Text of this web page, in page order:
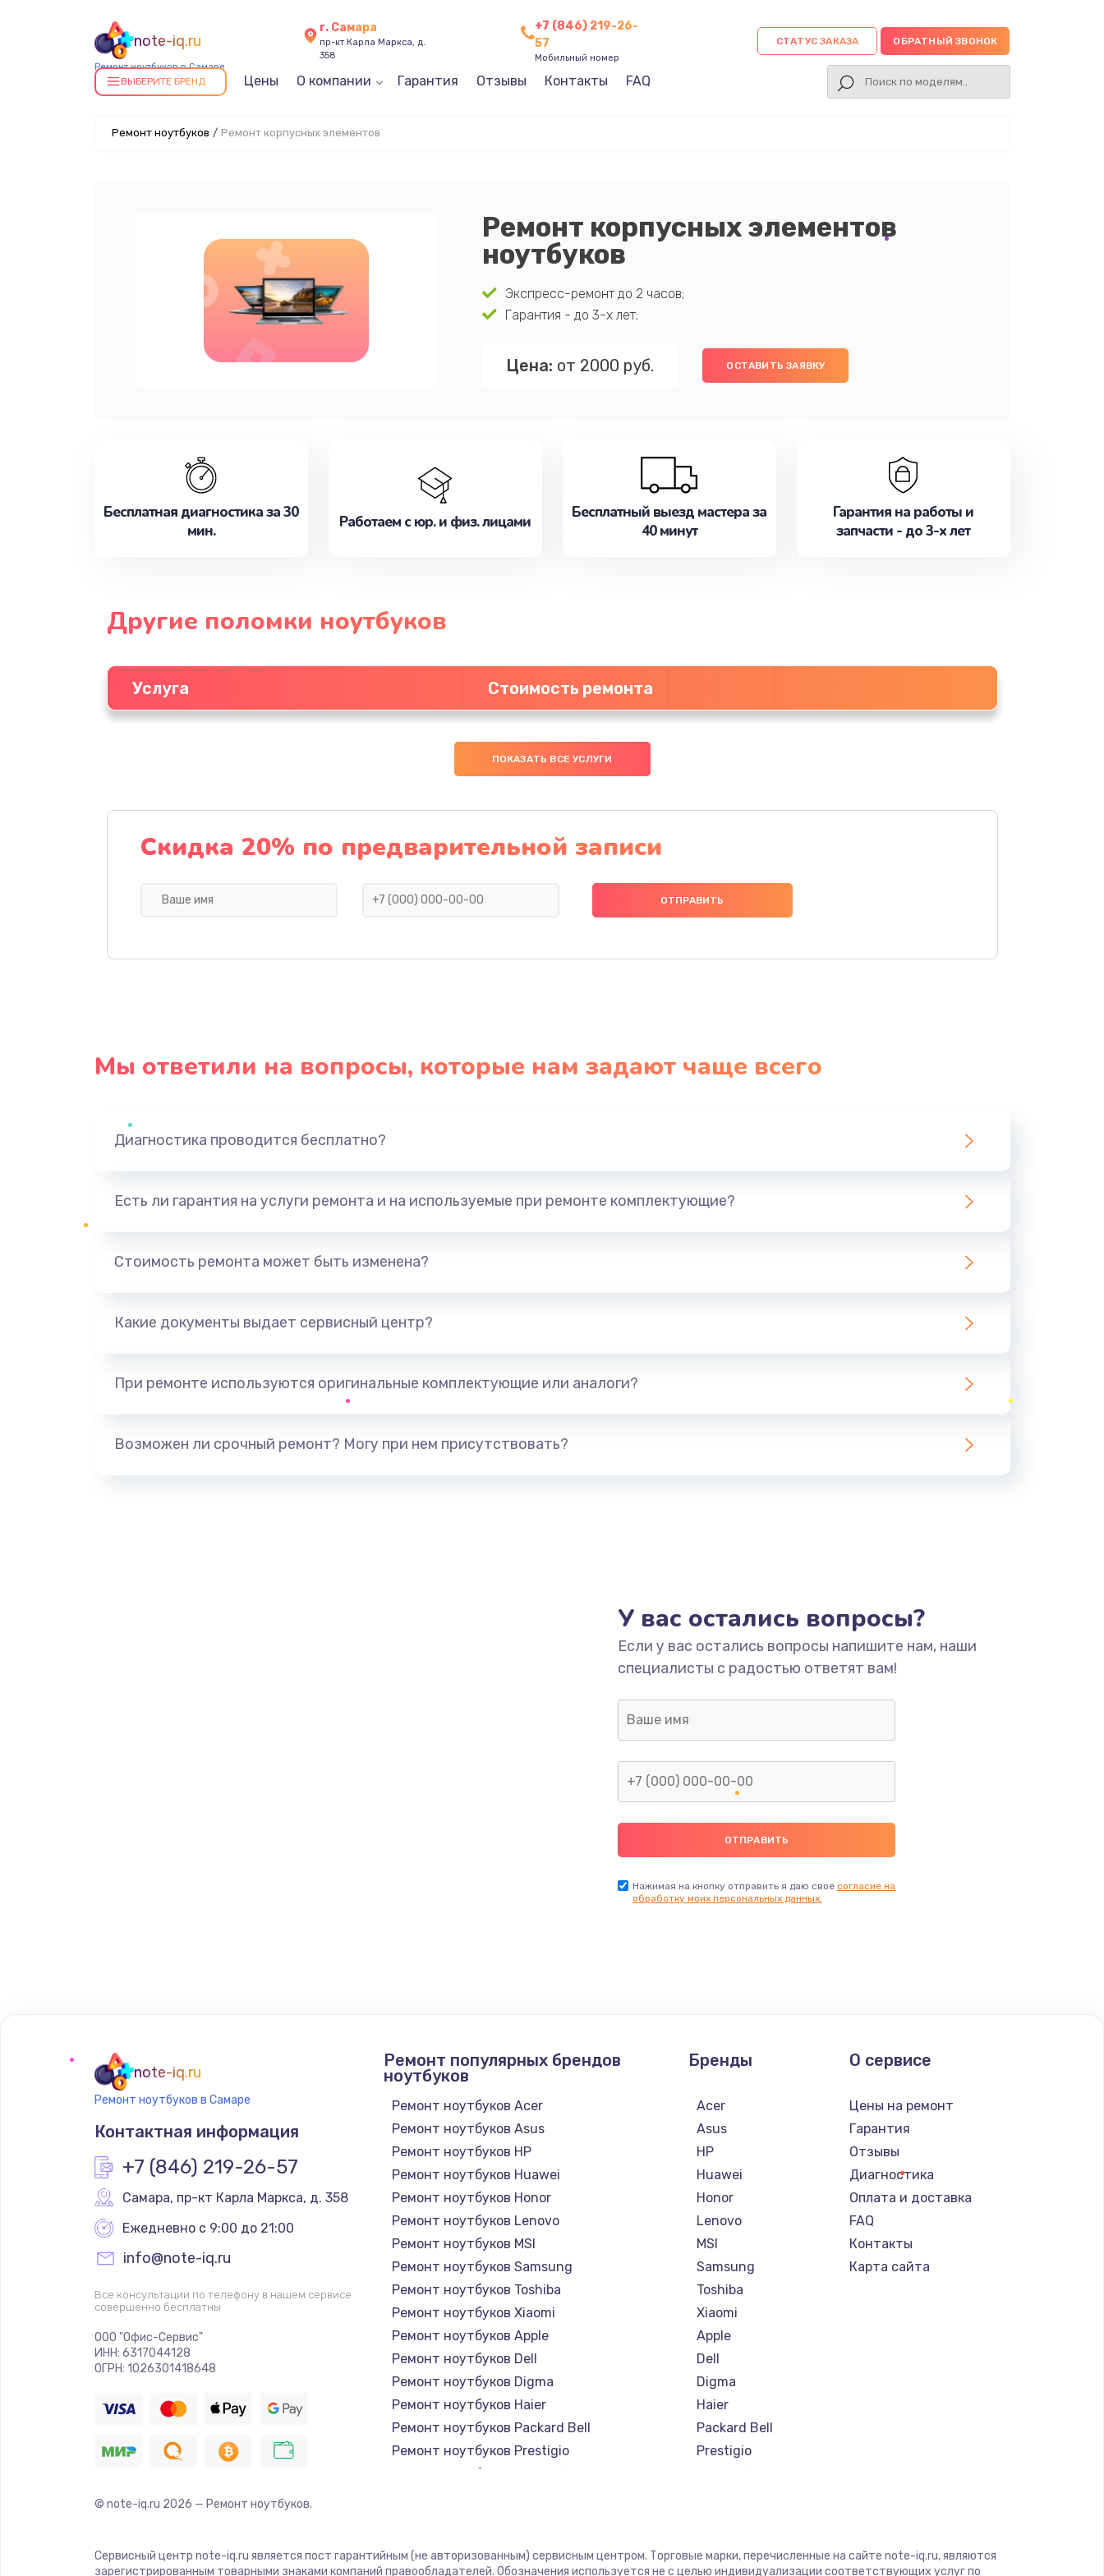
note-iq.ru
Ремонт ноутбуков в Самаре
г. Самара
пр-кт Карла Маркса, д.
358
+7 (846) 219-26-
57
Мобильный номер
СТАТУС ЗАКАЗА ОБРАТНЫЙ ЗВОНОК
ВЫБЕРИТЕ БРЕНД Цены О компании Гарантия Отзывы Контакты FAQ
Ремонт ноутбуков / Ремонт корпусных элементов
Ремонт корпусных элементов
ноутбуков
Экспресс-ремонт до 2 часов;
Гарантия - до 3-х лет;
Цена: от 2000 руб. ОСТАВИТЬ ЗАЯВКУ
Бесплатная диагностика за 30
мин.
Работаем с юр. и физ. лицами
Бесплатный выезд мастера за
40 минут
Гарантия на работы и
запчасти - до 3-х лет
Другие поломки ноутбуков
Услуга Стоимость ремонта
ПОКАЗАТЬ ВСЕ УСЛУГИ
Скидка 20% по предварительной записи
Мы ответили на вопросы, которые нам задают чаще всего
Диагностика проводится бесплатно?
Есть ли гарантия на услуги ремонта и на используемые при ремонте комплектующие?
Стоимость ремонта может быть изменена?
Какие документы выдает сервисный центр?
При ремонте используются оригинальные комплектующие или аналоги?
Возможен ли срочный ремонт? Могу при нем присутствовать?
У вас остались вопросы?
Если у вас остались вопросы напишите нам, наши
специалисты с радостью ответят вам!
Нажимая на кнопку отправить я даю свое согласие на
обработку моих персональных данных.
note-iq.ru
Ремонт ноутбуков в Самаре
Контактная информация
+7 (846) 219-26-57
Самара, пр-кт Карла Маркса, д. 358
Ежедневно с 9:00 до 21:00
info@note-iq.ru
Все консультации по телефону в нашем сервисе
совершенно бесплатны
ООО "Офис-Сервис"
ИНН: 6317044128
ОГРН: 1026301418648
Ремонт популярных брендов
ноутбуков
Ремонт ноутбуков Acer
Ремонт ноутбуков Asus
Ремонт ноутбуков HP
Ремонт ноутбуков Huawei
Ремонт ноутбуков Honor
Ремонт ноутбуков Lenovo
Ремонт ноутбуков MSI
Ремонт ноутбуков Samsung
Ремонт ноутбуков Toshiba
Ремонт ноутбуков Xiaomi
Ремонт ноутбуков Apple
Ремонт ноутбуков Dell
Ремонт ноутбуков Digma
Ремонт ноутбуков Haier
Ремонт ноутбуков Packard Bell
Ремонт ноутбуков Prestigio
Ремонт ноутбуков Microsoft
Ремонт ноутбуков Aorus
Бренды
Acer
Asus
HP
Huawei
Honor
Lenovo
MSI
Samsung
Toshiba
Xiaomi
Apple
Dell
Digma
Haier
Packard Bell
Prestigio
Aorus
О сервисе
Цены на ремонт
Гарантия
Отзывы
Диагностика
Оплата и доставка
FAQ
Контакты
Карта сайта
© note-iq.ru 2026 — Ремонт ноутбуков.
Сервисный центр note-iq.ru является пост гарантийным (не авторизованным) сервисным центром. Торговые марки, перечисленные на сайте note-iq.ru, являются
зарегистрированным товарными знаками компаний правообладателей. Обозначения используется не с целью индивидуализации соответствующих услуг по